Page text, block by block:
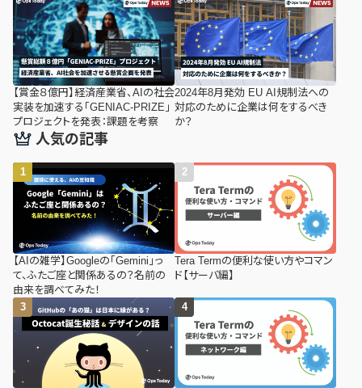
【賞金８億円】経済産業省、AIの社会
実装を加速する「GENIAC-PRIZE」
プロジェクトを発表：課題を考察
2024年8月発効 EU AI規制法への
対応のために企業は何をするべき
か？
人気の記事
【AIの雑学】Googleの「Gemini」っ
て、ふたご座と関係あるの？名前の
由来を調べてみた！
Tera Termの便利な使い方やコマン
ド【サーバ編】